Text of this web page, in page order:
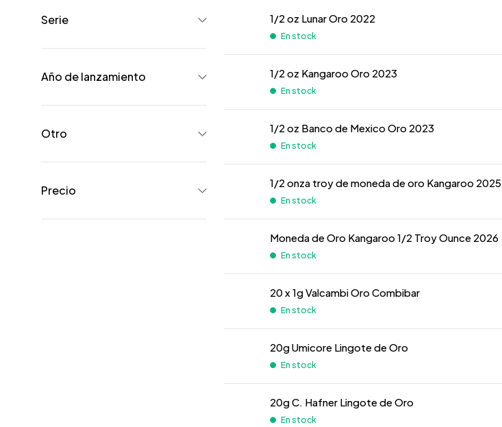
Serie
Año de lanzamiento
Otro
Precio
1/2 oz Lunar Oro 2022
En stock
1/2 oz Kangaroo Oro 2023
En stock
1/2 oz Banco de Mexico Oro 2023
En stock
1/2 onza troy de moneda de oro Kangaroo 2025
En stock
Moneda de Oro Kangaroo 1/2 Troy Ounce 2026
En stock
20 x 1g Valcambi Oro Combibar
En stock
20g Umicore Lingote de Oro
En stock
20g C. Hafner Lingote de Oro
En stock